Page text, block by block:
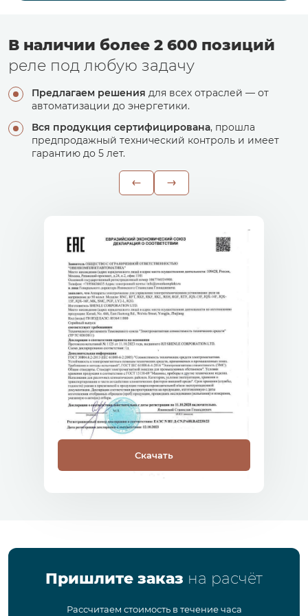
В наличии более 2 600 позиций
реле под любую задачу
Предлагаем решения для всех отраслей — от
автоматизации до энергетики.
Вся продукция сертифицирована, прошла
предпродажный технический контроль и имеет
гарантию до 5 лет.
Скачать
Пришлите заказ на расчёт
Рассчитаем стоимость в течение часа